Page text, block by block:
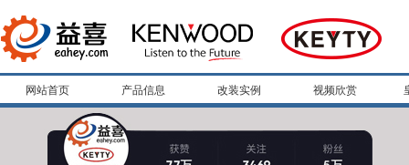
网站首页 产品信息 改装实例 视频欣赏